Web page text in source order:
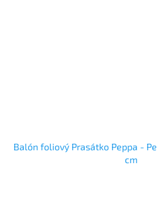
Balón foliový Prasátko Peppa -
cm